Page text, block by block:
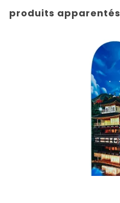
produits apparentés